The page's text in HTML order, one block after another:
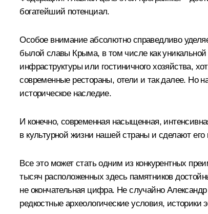
богатейший потенциал.
Особое внимание абсолютно справедливо
былой славы Крыма, в том числе как
инфраструктуры или гостиничного хозяйства,
современные рестораны, отели и так далее. Но
историческое наследие.
И конечно, современная насыщенная,
в культурной жизни нашей страны и сделают
Все это может стать одним из конкурентных
тысяч расположенных здесь памятников
не окончательная цифра. Не случайно
редкостные археологические условия,